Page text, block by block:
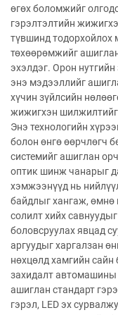
өгөх боломжийг
гэрэлтэлтийн
түвшинд тодорхойлох
төхөөрөмжийг
эхэлдэг. Орон
энэ мэдээллийг
хүчин зүйлсийн
жижигхэн шилжилтийг
Энэ технологийн
болон өнгө өөрчлөгч
системийг ашиглан
оптик шинж чанарыг
хэмжээнүүд нь
байдлыг хангаж, өмнө
солилт хийх
боловсруулах явцад
аргуудыг харгалзан
нөхцөлд хамгийн сайн
захидалт автомашины
ашиглан стандарт
гэрэл, LED эх